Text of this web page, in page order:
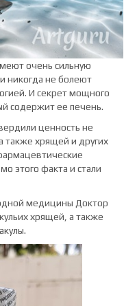
очень сильную
никогда не болеют
И секрет мощного
содержит ее печень.
ценность не
также хрящей и других
этого факта и стали
медицины Доктор
хрящей, а также